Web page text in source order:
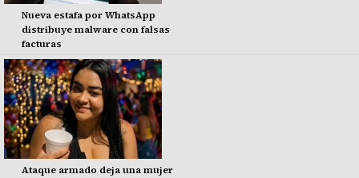
Nueva estafa por WhatsApp
distribuye malware con falsas
facturas
Ataque armado deja una mujer